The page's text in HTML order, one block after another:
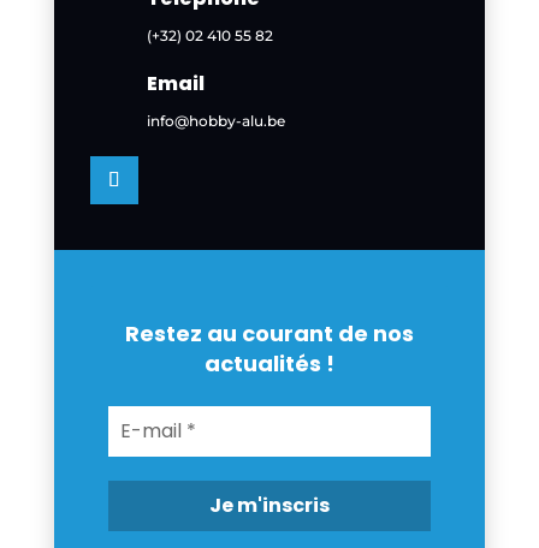
(+32) 02 410 55 82
Email
info@hobby-alu.be
Restez au courant de nos
actualités !